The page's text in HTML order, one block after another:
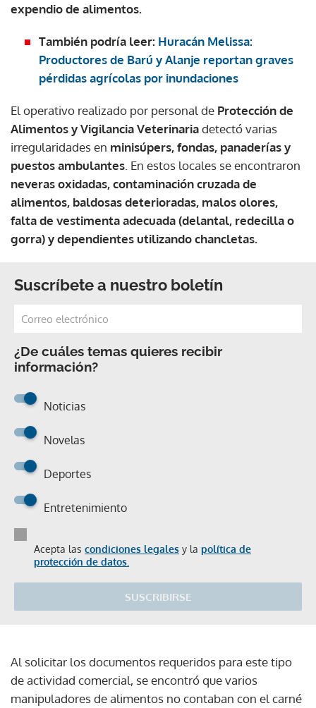
expendio de alimentos.
También podría leer: Huracán Melissa:
Productores de Barú y Alanje reportan graves
pérdidas agrícolas por inundaciones
El operativo realizado por personal de Protección de
Alimentos y Vigilancia Veterinariadetectó varias
irregularidades en minisúpers, fondas, panaderías y
puestos ambulantes . En estos locales se encontraron
neveras oxidadas, contaminación cruzada de
alimentos, baldosas deterioradas, malos olores,
falta de vestimenta adecuada (delantal, redecilla o
gorra) y dependientes utilizando chancletas.
Suscríbete a nuestro boletín
¿De cuáles temas quieres recibir
información?
Noticias
Novelas
Deportes
Entretenimiento
Acepta las condiciones legales y la política de
protección de datos.
SUSCRIBIRSE
Al solicitar los documentos requeridos para este tipo
de actividad comercial, se encontró que varios
manipuladores de alimentos no contaban con el carné